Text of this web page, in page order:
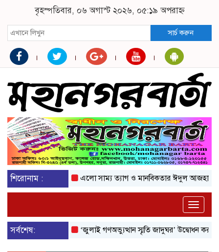
বৃহস্পতিবার, ০৬ অগাস্ট ২০২৬, ০৫:১৯ অপরাহ্ন
সার্চ করুন
শিরোনাম : এলো সাম্য ত্যাগ ও মানবিকতার ঈদুল আজহা
Toggle
সর্বশেষ:
‘জুলাই গণঅভ্যুত্থান স্মৃতি জাদুঘর’ উদ্বোধন করলেন